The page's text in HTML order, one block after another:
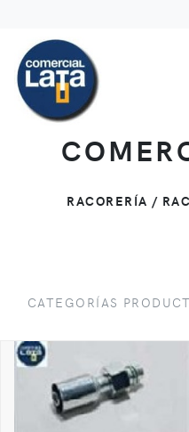
RACORERÍA /
CATEGORÍAS